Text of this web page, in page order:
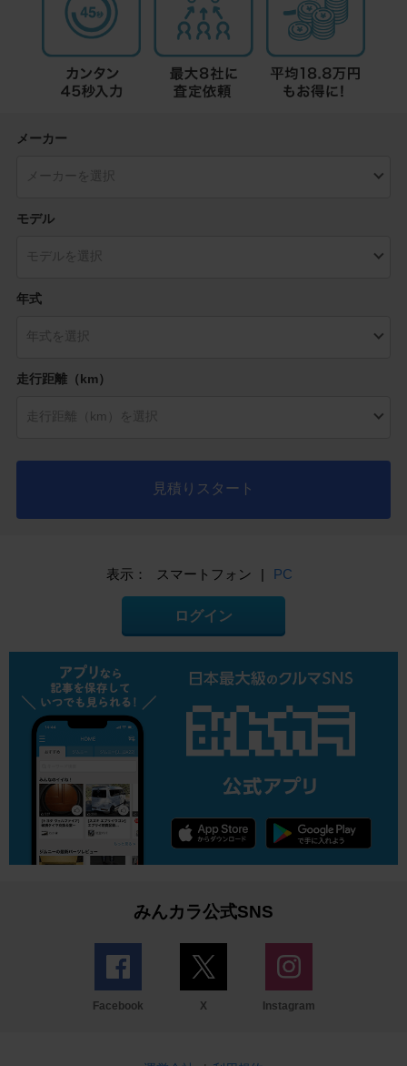
メーカー
モデル
年式
走行距離（km）
見積りスタート
表示： スマートフォン | PC
ログイン
みんカラ公式SNS
Facebook X Instagram